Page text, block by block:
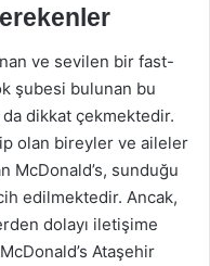
ve sevilen bir fast-
şubesi bulunan bu
dikkat çekmektedir.
olan bireyler ve aileler
McDonald’s, sunduğu
edilmektedir. Ancak,
dolayı iletişime
Ataşehir